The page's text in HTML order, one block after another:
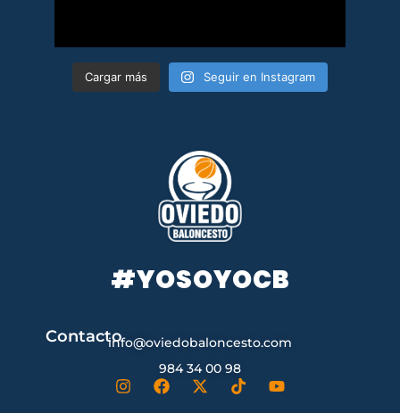
Cargar más Seguir en Instagram
#YOSOYOCB
Contactoinfo@oviedobaloncesto.com
984 34 00 98